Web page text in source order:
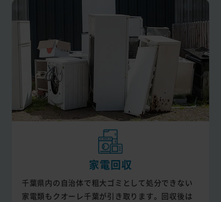
家電回収
千葉県内の自治体で粗大ゴミとして処分できない
家電類もクオーレ千葉が引き取ります。回収後は